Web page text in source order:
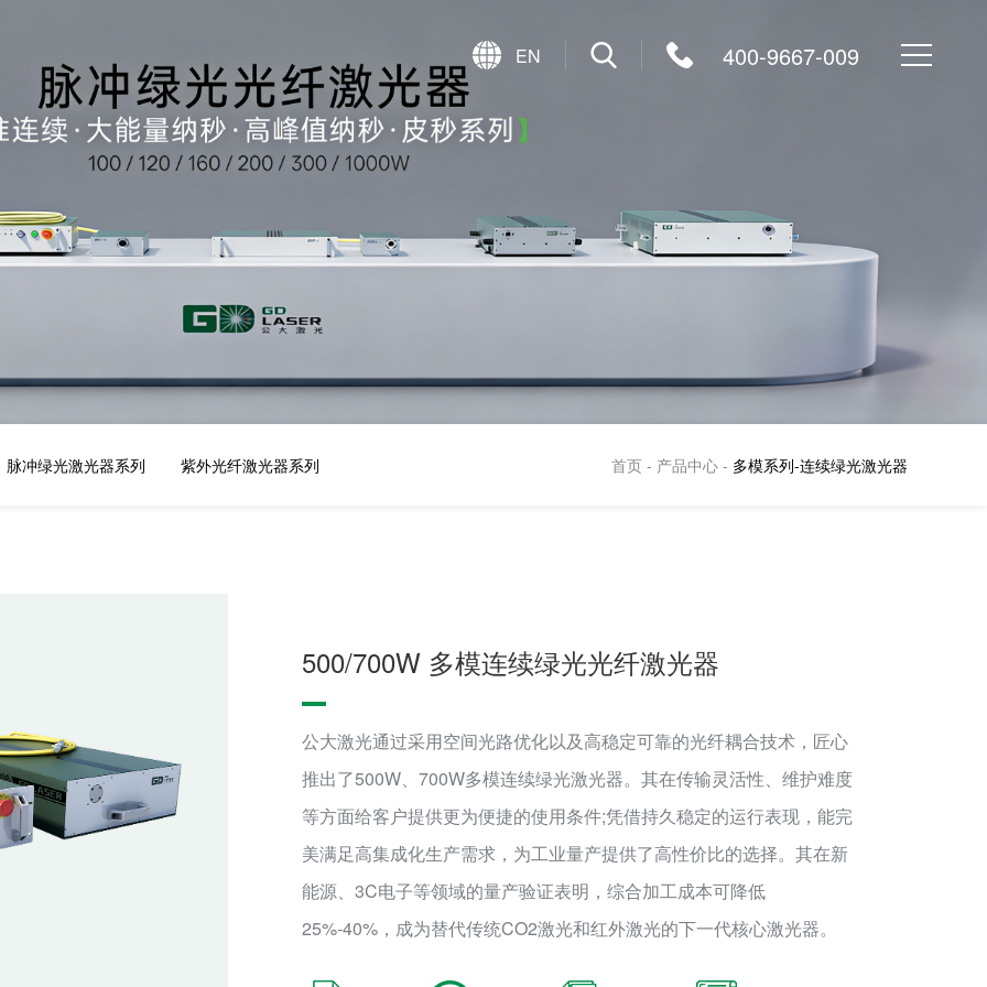
EN 400-9667-009
脉冲绿光激光器系列 紫外光纤激光器系列 首页 - 产品中心 - 多模系列-连续绿光激光器
500/700W 多模连续绿光光纤激光器
公大激光通过采用空间光路优化以及高稳定可靠的光纤耦合技术，匠心
推出了500W、700W多模连续绿光激光器。其在传输灵活性、维护难度
等方面给客户提供更为便捷的使用条件;凭借持久稳定的运行表现，能完
美满足高集成化生产需求，为工业量产提供了高性价比的选择。其在新
能源、3C电子等领域的量产验证表明，综合加工成本可降低
25%-40%，成为替代传统CO2激光和红外激光的下一代核心激光器。